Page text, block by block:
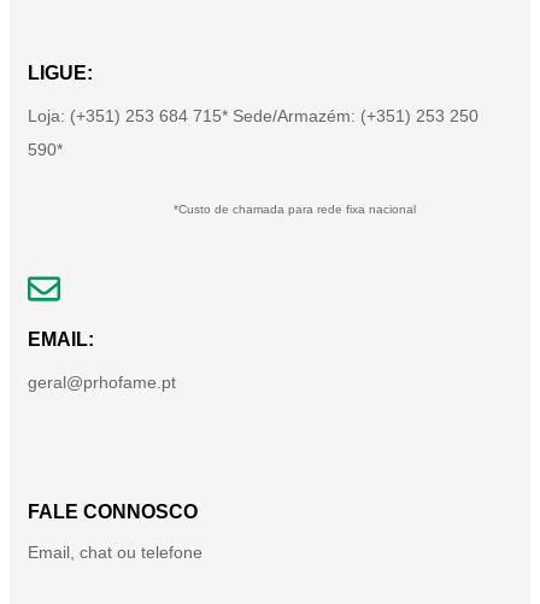
LIGUE:
Loja: (+351) 253 684 715* Sede/Armazém: (+351) 253 250
590*
*Custo de chamada para rede fixa nacional
EMAIL:
geral@prhofame.pt
FALE CONNOSCO
Email, chat ou telefone